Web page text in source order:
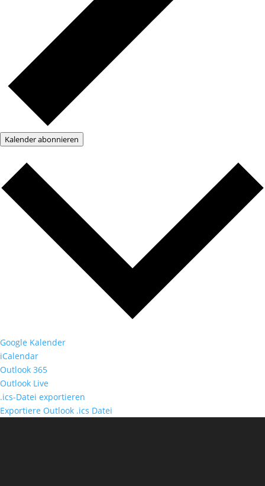
Kalender abonnieren
Google Kalender
iCalendar
Outlook 365
Outlook Live
.ics-Datei exportieren
Exportiere Outlook .ics Datei